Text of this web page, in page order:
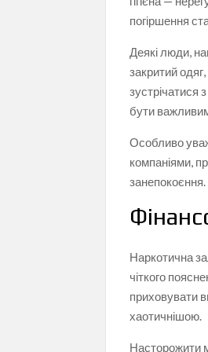
погіршення
Деякі люди,
закритий
зустрічатися
бути
Особливо
компаніями,
занепокоєння.
Наркотична
чіткого
приховувати
хаотичнішою.
Насторожити